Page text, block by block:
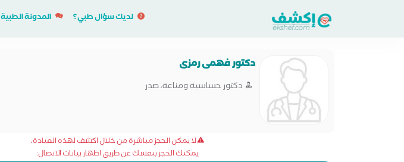
لديك سؤال طبي؟ المدونة الطبية
دكتور فهمى رمزى
دكتور حساسية ومناعة، صدر
لا يمكن الحجز مباشرة من خلال اكشف لهذه العيادة،
يمكنك الحجز بنفسك عن طريق اظهار بيانات الاتصال: